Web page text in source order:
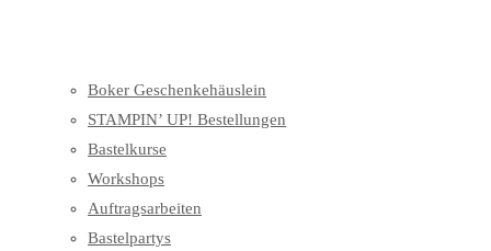
Boker Geschenkehäuslein
STAMPIN’ UP! Bestellungen
Bastelkurse
Workshops
Auftragsarbeiten
Bastelpartys